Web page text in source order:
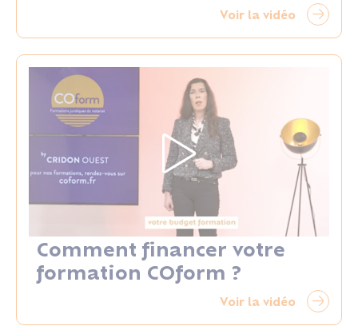
Voir la vidéo
Comment financer votre
formation COform ?
Voir la vidéo